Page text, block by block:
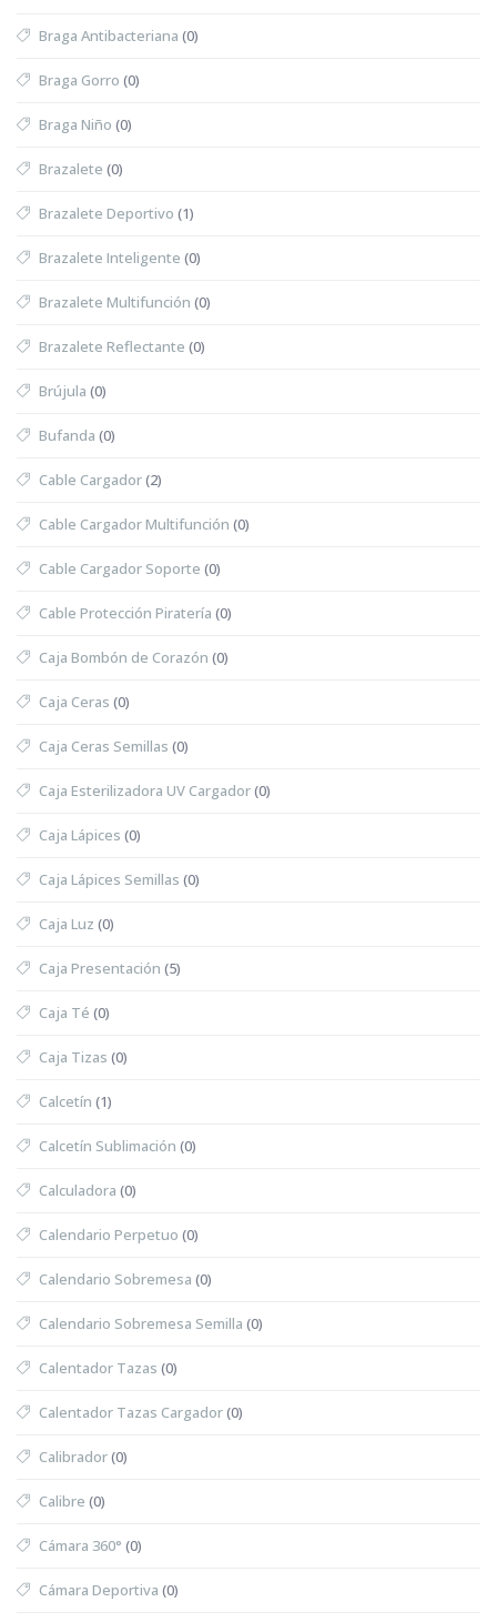
Braga Antibacteriana (0)
Braga Gorro (0)
Braga Niño (0)
Brazalete (0)
Brazalete Deportivo (1)
Brazalete Inteligente (0)
Brazalete Multifunción (0)
Brazalete Reflectante (0)
Brújula (0)
Bufanda (0)
Cable Cargador(2)
Cable Cargador Multifunción (0)
Cable Cargador Soporte (0)
Cable Protección Piratería (0)
Caja Bombón de Corazón (0)
Caja Ceras (0)
Caja Ceras Semillas (0)
Caja Esterilizadora UV Cargador(0)
Caja Lápices (0)
Caja Lápices Semillas (0)
Caja Luz (0)
Caja Presentación (5)
Caja Té (0)
Caja Tizas (0)
Calcetín (1)
Calcetín Sublimación (0)
Calculadora (0)
Calendario Perpetuo (0)
Calendario Sobremesa (0)
Calendario Sobremesa Semilla (0)
Calentador Tazas (0)
Calentador Tazas Cargador(0)
Calibrador(0)
Calibre (0)
Cámara 360° (0)
Cámara Deportiva (0)